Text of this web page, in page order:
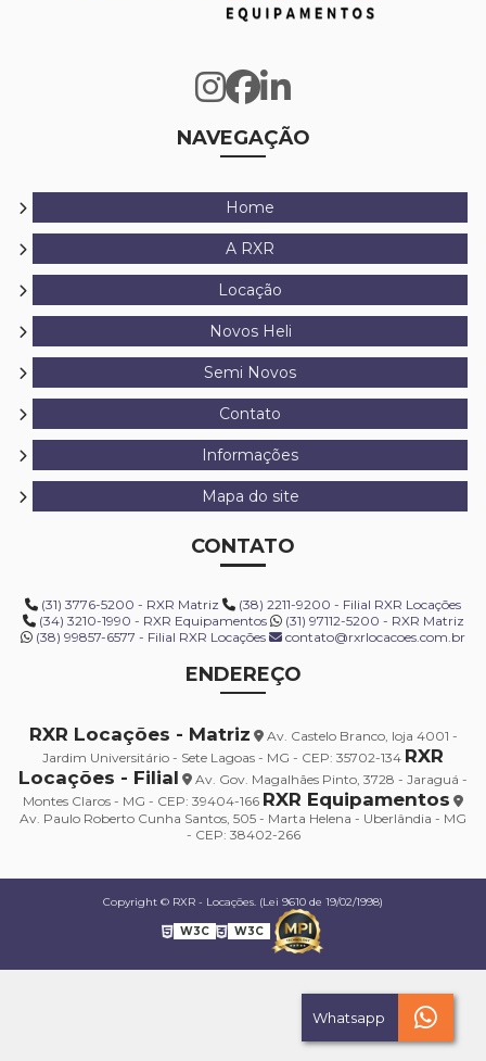
NAVEGAÇÃO
Home
A RXR
Locação
Novos Heli
Semi Novos
Contato
Informações
Mapa do site
CONTATO
(31) 3776-5200 - RXR Matriz
(38) 2211-9200 - Filial RXR Locações
(34) 3210-1990 - RXR Equipamentos
(31) 97112-5200 - RXR Matriz
(38) 99857-6577 - Filial RXR Locações
contato@rxrlocacoes.com.br
ENDEREÇO
RXR Locações - Matriz
Av. Castelo Branco, loja 4001 -
Jardim Universitário - Sete Lagoas - MG - CEP: 35702-134 RXR
Locações - Filial
Av. Gov. Magalhães Pinto, 3728 - Jaraguá -
Montes Claros - MG - CEP: 39404-166 RXR Equipamentos
Av. Paulo Roberto Cunha Santos, 505 - Marta Helena - Uberlândia - MG
- CEP: 38402-266
Copyright © RXR - Locações. (Lei 9610 de 19/02/1998)
W3C W3C
Whatsapp